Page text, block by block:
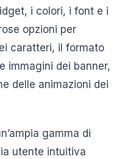
i colori, i font e i
opzioni per
caratteri, il formato
immagini dei banner,
delle animazioni dei
gamma di
utente intuitiva